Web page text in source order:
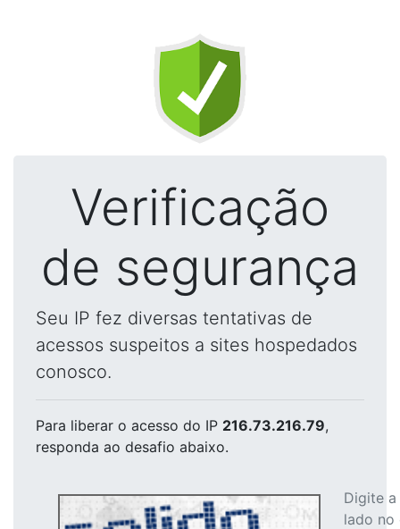
Verificação
de segurança
Seu IP fez diversas tentativas de
acessos suspeitos a sites hospedados
conosco.
Para liberar o acesso do IP 216.73.216.79,
responda ao desafio abaixo.
Digite
lado no